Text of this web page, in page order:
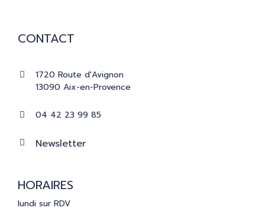
CUISINES
RÉALISATIONS
CONTACT
1720 Route d'Avignon
13090 Aix-en-Provence
04 42 23 99 85
Newsletter
HORAIRES
lundi sur RDV